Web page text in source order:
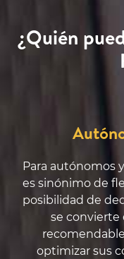
¿Quién
Para autónomos
es sinónimo de
posibilidad de
se convierte
optimizar sus